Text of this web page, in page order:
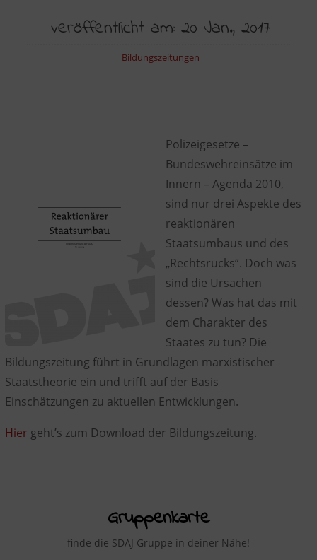
veröffentlicht am: 20 Jan., 2017
Bildungszeitungen
Polizeigesetze –
Bundeswehreinsätze im
Innern – Agenda 2010,
sind nur drei Aspekte des
reaktionären
Staatsumbaus und des
„Rechtsrucks“. Doch was
sind die Ursachen
dessen? Was hat das mit
dem Charakter des
Staates zu tun? Die
Bildungszeitung führt in Grundlagen marxistischer
Staatstheorie ein und trifft auf der Basis
Einschätzungen zu aktuellen Entwicklungen.
Hier geht’s zum Download der Bildungszeitung.
Gruppenkarte
finde die SDAJ Gruppe in deiner Nähe!